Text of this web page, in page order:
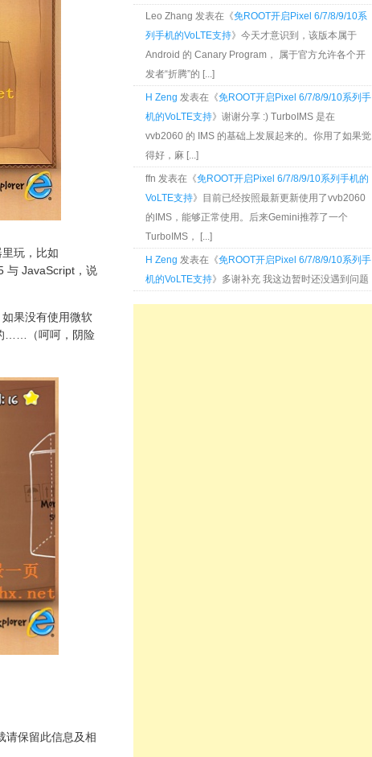
玩，比如
与 JavaScript，说
果没有使用微软
……（呵呵，阴险
请保留此信息及相
Leo Zhang 发表在《免ROOT开启Pixel 6/7/8/9/10系
列手机的VoLTE支持》今天才意识到，该版本属于
Android 的 Canary Program， 属于官方允许各个开
发者“折腾”的 [...]
H Zeng 发表在《免ROOT开启Pixel 6/7/8/9/10系列手
机的VoLTE支持》谢谢分享 :) TurboIMS 是在
vvb2060 的 IMS 的基础上发展起来的。你用了如果觉
得好，麻 [...]
ffn 发表在《免ROOT开启Pixel 6/7/8/9/10系列手机的
VoLTE支持》目前已经按照最新更新使用了vvb2060
的IMS，能够正常使用。后来Gemini推荐了一个
TurboIMS， [...]
H Zeng 发表在《免ROOT开启Pixel 6/7/8/9/10系列手
机的VoLTE支持》多谢补充 我这边暂时还没遇到问题